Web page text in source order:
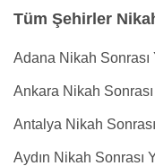
Tüm Şehirler
Adana Nikah Sonrası
Ankara Nikah
Antalya Nikah
Aydın Nikah Sonrası